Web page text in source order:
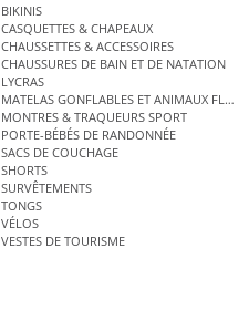
BIKINIS
CASQUETTES & CHAPEAUX
CHAUSSETTES & ACCESSOIRES
CHAUSSURES DE BAIN ET DE NATATION
LYCRAS
MATELAS GONFLABLES ET ANIMAUX
MONTRES & TRAQUEURS SPORT
PORTE-BÉBÉS DE RANDONNÉE
SACS DE COUCHAGE
SHORTS
SURVÊTEMENTS
TONGS
VÉLOS
VESTES DE TOURISME